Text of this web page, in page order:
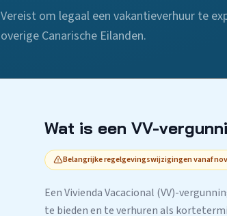
Vereist om legaal een vakantieverhuur te
overige Canarische Eilanden.
Wat is een VV-
Belangrijke regelgevingswijzigingen vanaf
Een Vivienda Vacacional (VV)-
te bieden en te verhuren als